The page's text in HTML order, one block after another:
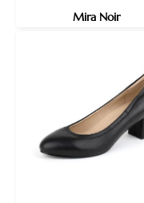
Mira Noir